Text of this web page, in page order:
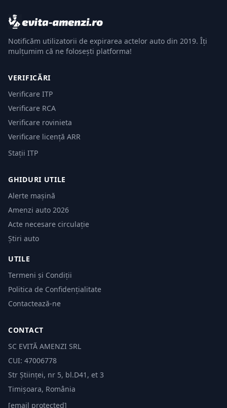
Notificăm utilizatorii de expirarea actelor auto din 2019. Îți
mulțumim că ne folosești platforma!
VERIFICĂRI
Verificare ITP
Verificare RCA
Verificare rovinieta
Verificare licență ARR
Stații ITP
GHIDURI UTILE
Alerte mașină
Amenzi auto 2026
Acte necesare circulație
Știri auto
UTILE
Termeni și Condiții
Politica de Confidențialitate
Contactează-ne
CONTACT
SC EVITĂ AMENZI SRL
CUI: 47006778
Str Științei, nr 5, bl.D41, et 3
Timișoara, România
[email protected]